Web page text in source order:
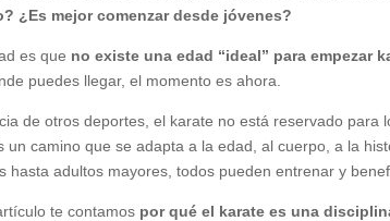
¿Es mejor comenzar desde jóvenes?
es que no existe una edad “ideal” para empezar
puedes llegar, el momento es ahora.
de otros deportes, el karate no está reservado
un camino que se adapta a la edad, al cuerpo, a la
hasta adultos mayores, todos pueden entrenar y
te contamos por qué el karate es una